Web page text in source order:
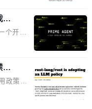
更关
发者日
产业
术顾
芯片适
一互联
业进一
度层故
、C
到完全
的第六
。 Git
组数
，每周
改
类
个开源
个抽
和 C
试
95.
人类专
包装
政策，
这不
采纳，